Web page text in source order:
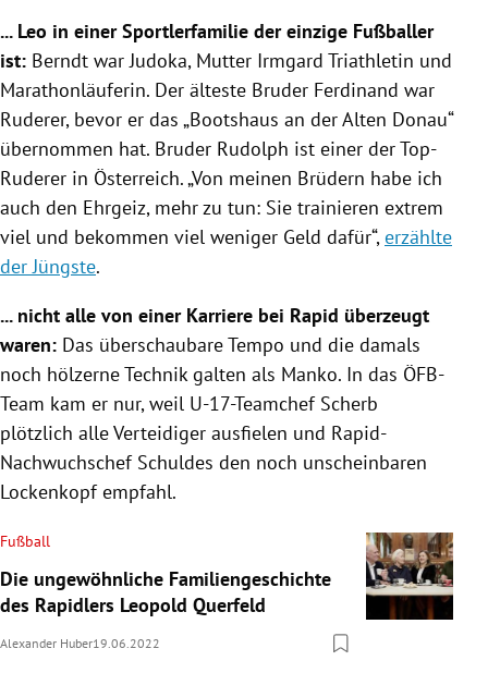
... Leo in einer Sportlerfamilie der einzige Fußballer
ist: Berndt war Judoka, Mutter Irmgard Triathletin und
Marathonläuferin. Der älteste Bruder Ferdinand war
Ruderer, bevor er das „Bootshaus an der Alten Donau“
übernommen hat. Bruder Rudolph ist einer der Top-
Ruderer in Österreich. „Von meinen Brüdern habe ich
auch den Ehrgeiz, mehr zu tun: Sie trainieren extrem
viel und bekommen viel weniger Geld dafür“,erzählte
der Jüngste.
... nicht alle von einer Karriere bei Rapid überzeugt
waren: Das überschaubare Tempo und die damals
noch hölzerne Technik galten als Manko. In das ÖFB-
Team kam er nur, weil U-17-Teamchef Scherb
plötzlich alle Verteidiger ausfielen und Rapid-
Nachwuchschef Schuldes den noch unscheinbaren
Lockenkopf empfahl.
Fußball
Die ungewöhnliche Familiengeschichte
des Rapidlers Leopold Querfeld
Alexander Huber19.06.2022